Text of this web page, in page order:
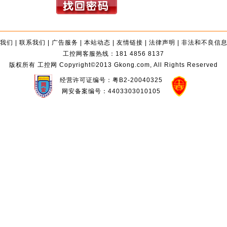
们 | 联系我们 | 广告服务 | 本站动态 | 友情链接 | 法律声明 | 非法和不良信
工控网客服热线：181 4856 8137
版权所有 工控网 Copyright©2013 Gkong.com, All Rights Reserved
经营许可证编号：粤B2-20040325
网安备案编号：4403303010105